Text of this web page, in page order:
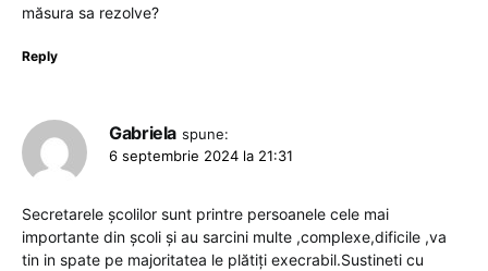
măsura sa rezolve?
Reply
Gabriela spune:
6 septembrie 2024 la 21:31
Secretarele școlilor sunt printre persoanele cele mai
importante din școli și au sarcini multe ,complexe,dificile ,va
tin in spate pe majoritatea le plătiți execrabil.Sustineti cu